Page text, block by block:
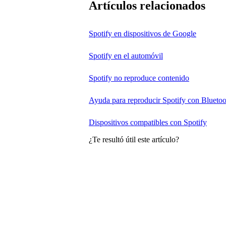
Artículos relacionados
Spotify en dispositivos de Google
Spotify en el automóvil
Spotify no reproduce contenido
Ayuda para reproducir Spotify con
Dispositivos compatibles con Spotify
¿Te resultó útil este artículo?